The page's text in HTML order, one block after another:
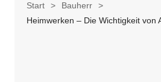
Start
Bauherr
Heimwerken – Die Wichtigkeit von